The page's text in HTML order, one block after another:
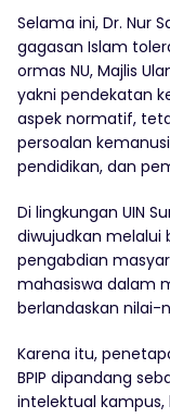
Selama ini, Dr. Nur
gagasan Islam
ormas NU, Majlis
yakni pendekatan
aspek normatif,
persoalan
pendidikan, dan
Di lingkungan UIN
diwujudkan melalui
pengabdian
mahasiswa dalam
berlandaskan nilai-
Karena itu,
BPIP dipandang
intelektual